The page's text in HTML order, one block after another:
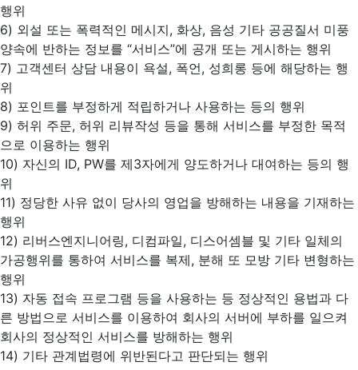
행위
6) 외설 또는 폭력적인 메시지, 화상, 음성 기타 공공질서 미풍
양속에 반하는 정보를 “서비스”에 공개 또는 게시하는 행위
7) 고객센터 상담 내용이 욕설, 폭언, 성희롱 등에 해당하는 행
위
8) 포인트를 부정하게 적립하거나 사용하는 등의 행위
9) 허위 주문, 허위 리뷰작성 등을 통해 서비스를 부정한 목적
으로 이용하는 행위
10) 자신의 ID, PW를 제3자에게 양도하거나 대여하는 등의 행
위
11) 정당한 사유 없이 당사의 영업을 방해하는 내용을 기재하는
행위
12) 리버스엔지니어링, 디컴파일, 디스어셈블 및 기타 일체의
가공행위를 통하여 서비스를 복제, 분해 또 모방 기타 변형하는
행위
13) 자동 접속 프로그램 등을 사용하는 등 정상적인 용법과 다
른 방법으로 서비스를 이용하여 회사의 서버에 부하를 일으켜
회사의 정상적인 서비스를 방해하는 행위
14) 기타 관계법령에 위반된다고 판단되는 행위